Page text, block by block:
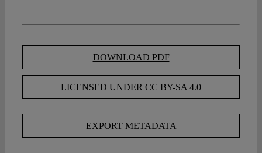
DOWNLOAD PDF
LICENSED UNDER CC BY-SA 4.0
EXPORT METADATA